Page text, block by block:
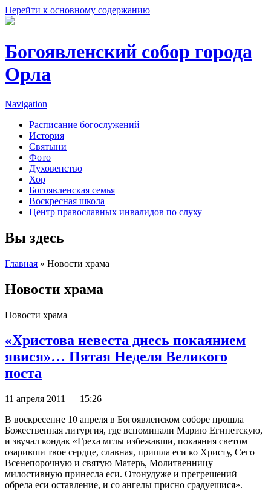
Перейти к основному содержанию
Богоявленский собор города
Орла
Navigation
Расписание богослужений
История
Святыни
Фото
Духовенство
Хор
Богоявленская семья
Воскресная школа
Центр православных инвалидов по слуху
Вы здесь
Главная » Новости храма
Новости храма
Новости храма
«Христова невеста днесь покаянием
явися»… Пятая Неделя Великого
поста
11 апреля 2011 — 15:26
В воскресение 10 апреля в Богоявленском соборе прошла
Божественная литургия, где вспоминали Марию Египетскую,
и звучал кондак «Греха мглы избежавши, покаяния светом
озаривши твое сердце, славная, пришла еси ко Христу, Сего
Всенепорочную и святую Матерь, Молитвенницу
милостивную принесла еси. Отонудуже и прегрешений
обрела еси оставление, и со ангелы присно срадуешися».